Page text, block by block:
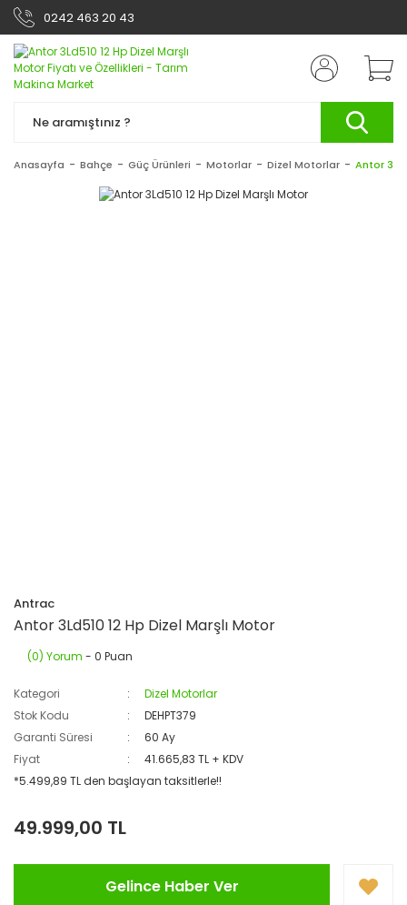
0242 463 20 43
Anasayfa Bahçe Güç Ürünleri Motorlar Dizel Motorlar Antor
Antrac
Antor 3Ld510 12 Hp Dizel Marşlı Motor
(0) Yorum - 0 Puan
Kategori
Dizel Motorlar
Stok Kodu
DEHPT379
Garanti Süresi
60 Ay
Fiyat
41.665,83 TL + KDV
*5.499,89 TL den başlayan taksitlerle!!
49.999,00 TL
Gelince Haber Ver